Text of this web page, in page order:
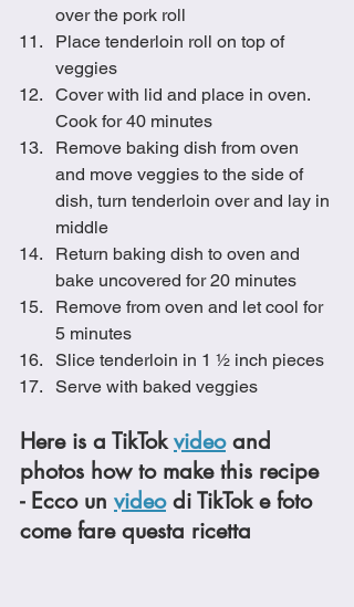
over the pork roll
Place tenderloin roll on top of
veggies
Cover with lid and place in oven.
Cook for 40 minutes
Remove baking dish from oven
and move veggies to the side of
dish, turn tenderloin over and lay in
middle
Return baking dish to oven and
bake uncovered for 20 minutes
Remove from oven and let cool for
5 minutes
Slice tenderloin in 1 ½ inch pieces
Serve with baked veggies
Here is a TikTok video and
photos how to make this recipe
- Ecco un video di TikTok e foto
come fare questa ricetta